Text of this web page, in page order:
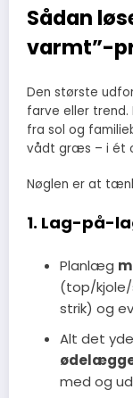
Sådan
varmt”-
Den største
farve eller
fra sol og
vådt græs – i ét
Nøglen er at
1. Lag-på-
Planlæg
(top/kjole/
strik) og
Alt det
med og